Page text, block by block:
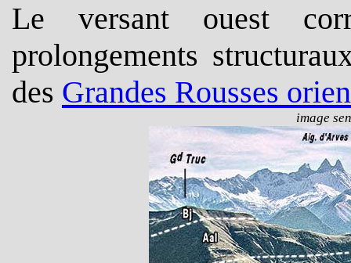
Le versant ouest
prolongements
des Grandes Rousses
image